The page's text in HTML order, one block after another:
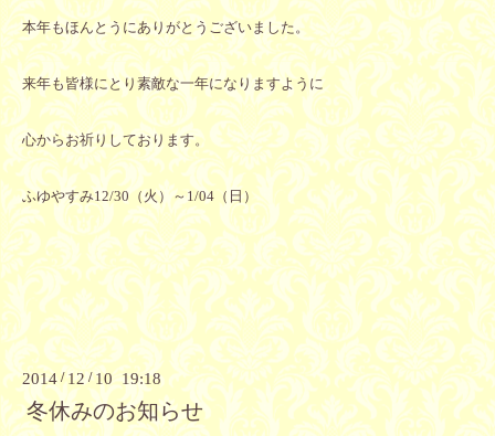
本年もほんとうにありがとうございました。
来年も皆様にとり素敵な一年になりますように
心からお祈りしております。
ふゆやすみ12/30（火）～1/04（日）
2014 /12 /10 19:18
冬休みのお知らせ